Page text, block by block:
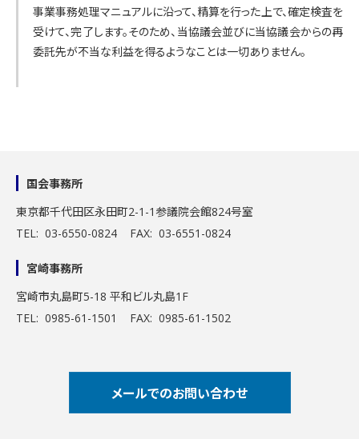
事業事務処理マニュアルに沿って、精算を行った上で、確定検査を
受けて、完了します。そのため、当協議会並びに当協議会からの再
委託先が不当な利益を得るようなことは一切ありません。
国会事務所
東京都千代田区永田町2-1-1参議院会館824号室
TEL: 03-6550-0824 FAX: 03-6551-0824
宮崎事務所
宮崎市丸島町5-18 平和ビル丸島1F
TEL: 0985-61-1501 FAX: 0985-61-1502
メールでのお問い合わせ